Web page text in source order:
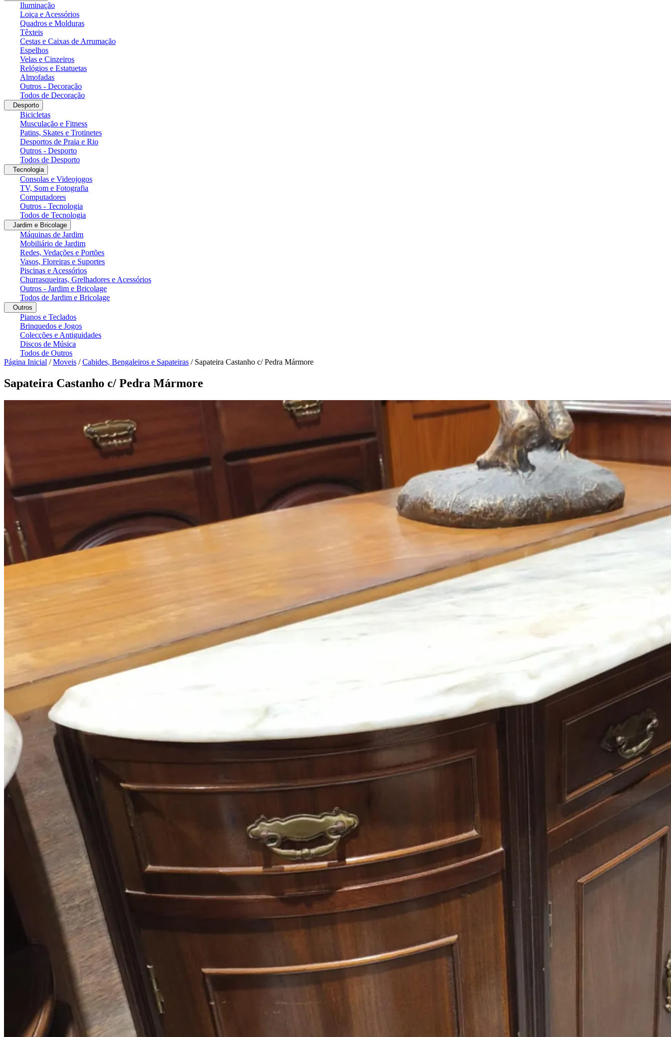
Iluminação
Loiça e Acessórios
Quadros e Molduras
Têxteis
Cestas e Caixas de Arrumação
Espelhos
Velas e Cinzeiros
Relógios e Estatuetas
Almofadas
Outros - Decoração
Todos de Decoração
Desporto
Bicicletas
Musculação e Fitness
Patins, Skates e Trotinetes
Desportos de Praia e Rio
Outros - Desporto
Todos de Desporto
Tecnologia
Consolas e Videojogos
TV, Som e Fotografia
Computadores
Outros - Tecnologia
Todos de Tecnologia
Jardim e Bricolage
Máquinas de Jardim
Mobiliário de Jardim
Redes, Vedações e Portões
Vasos, Floreiras e Suportes
Piscinas e Acessórios
Churrasqueiras, Grelhadores e Acessórios
Outros - Jardim e Bricolage
Todos de Jardim e Bricolage
Outros
Pianos e Teclados
Brinquedos e Jogos
Colecções e Antiguidades
Discos de Música
Todos de Outros
Página Inicial /Moveis /Cabides, Bengaleiros e Sapateiras / Sapateira Castanho c/ Pedra Mármore
Sapateira Castanho c/ Pedra Mármore